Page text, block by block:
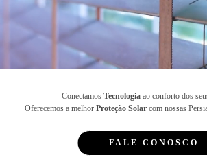
Conectamos Tecnologiaao conforto dos
Oferecemos a melhor Proteção Solar com nossas
FALE CONOSCO